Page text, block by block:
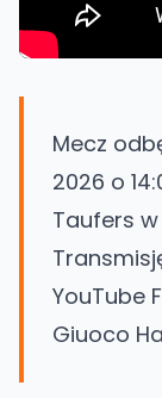
Mecz
2026 o
Taufers w
YouTube
Giuoco